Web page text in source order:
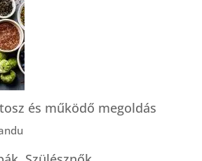
és működő megoldás